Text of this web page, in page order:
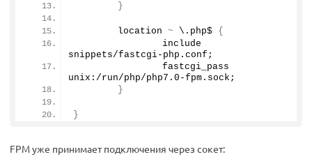
}
        location
~ \.php$ {
                include
snippets/fastcgi-php. conf ;
                fastcgi_pass
unix:/run/php/php7. 0 -fpm. sock ;
}
}
FPM уже принимает подключения через сокет: